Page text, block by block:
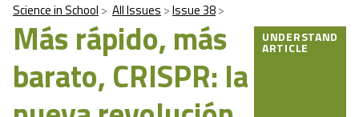
Science in School All Issues Issue 38
Más rápido, más
barato, CRISPR: la
UNDERSTAND
ARTICLE